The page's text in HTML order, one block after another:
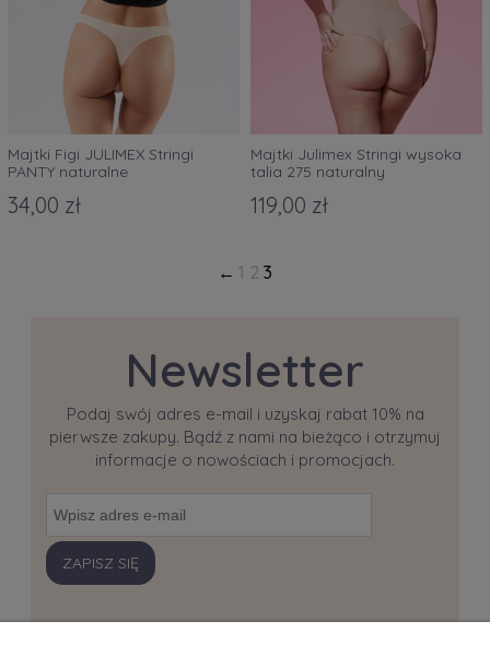
Majtki Figi JULIMEX Stringi
PANTY naturalne
34,00 zł
Majtki Julimex Stringi wysoka
talia 275 naturalny
119,00 zł
1 2 3
Newsletter
Podaj swój adres e-mail i uzyskaj rabat 10% na
pierwsze zakupy. Bądź z nami na bieżąco i otrzymuj
informacje o nowościach i promocjach.
ZAPISZ SIĘ